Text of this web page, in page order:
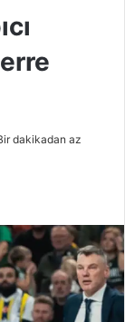
dakikadan az